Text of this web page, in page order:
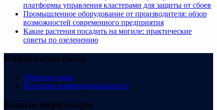
платформы управления кластерами для защиты от сбоев
Промышленное оборудование от производителя: обзор
возможностей современного предприятия
Какие растения посадить на могиле: практические
советы по озеленению
Информация сайта
Обратная связь
Политика конфендициальности
Важная информация